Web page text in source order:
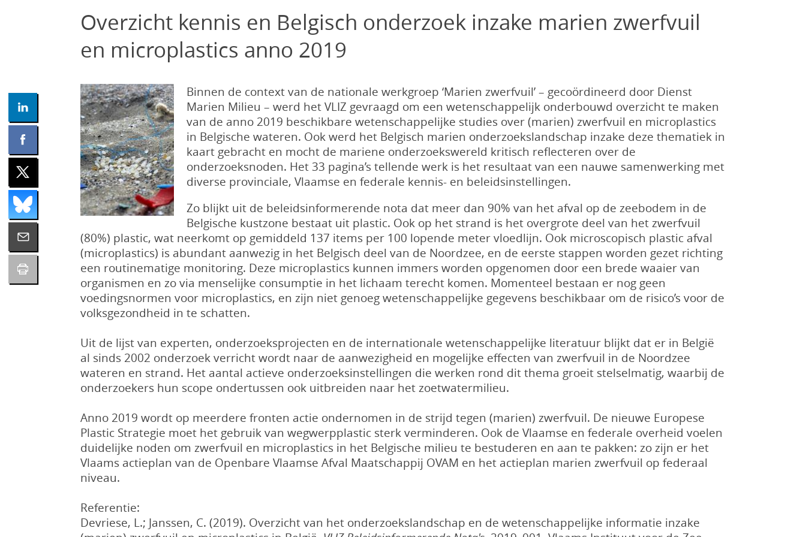
Overzicht kennis en Belgisch onderzoek inzake marien zwerfvuil
en microplastics anno 2019
Binnen de context van de nationale werkgroep ‘Marien zwerfvuil’ – gecoördineerd door Dienst
Marien Milieu – werd het VLIZ gevraagd om een wetenschappelijk onderbouwd overzicht te maken
van de anno 2019 beschikbare wetenschappelijke studies over (marien) zwerfvuil en microplastics
in Belgische wateren. Ook werd het Belgisch marien onderzoekslandschap inzake deze thematiek in
kaart gebracht en mocht de mariene onderzoekswereld kritisch reflecteren over de
onderzoeksnoden. Het 33 pagina’s tellende werk is het resultaat van een nauwe samenwerking met
diverse provinciale, Vlaamse en federale kennis- en beleidsinstellingen.
Zo blijkt uit de beleidsinformerende nota dat meer dan 90% van het afval op de zeebodem in de
Belgische kustzone bestaat uit plastic. Ook op het strand is het overgrote deel van het zwerfvuil
(80%) plastic, wat neerkomt op gemiddeld 137 items per 100 lopende meter vloedlijn. Ook microscopisch plastic afval
(microplastics) is abundant aanwezig in het Belgisch deel van de Noordzee, en de eerste stappen worden gezet richting
een routinematige monitoring. Deze microplastics kunnen immers worden opgenomen door een brede waaier van
organismen en zo via menselijke consumptie in het lichaam terecht komen. Momenteel bestaan er nog geen
voedingsnormen voor microplastics, en zijn niet genoeg wetenschappelijke gegevens beschikbaar om de risico’s voor de
volksgezondheid in te schatten.
Uit de lijst van experten, onderzoeksprojecten en de internationale wetenschappelijke literatuur blijkt dat er in België
al sinds 2002 onderzoek verricht wordt naar de aanwezigheid en mogelijke effecten van zwerfvuil in de Noordzee
wateren en strand. Het aantal actieve onderzoeksinstellingen die werken rond dit thema groeit stelselmatig, waarbij de
onderzoekers hun scope ondertussen ook uitbreiden naar het zoetwatermilieu.
Anno 2019 wordt op meerdere fronten actie ondernomen in de strijd tegen (marien) zwerfvuil. De nieuwe Europese
Plastic Strategie moet het gebruik van wegwerpplastic sterk verminderen. Ook de Vlaamse en federale overheid voelen
duidelijke noden om zwerfvuil en microplastics in het Belgische milieu te bestuderen en aan te pakken: zo zijn er het
Vlaams actieplan van de Openbare Vlaamse Afval Maatschappij OVAM en het actieplan marien zwerfvuil op federaal
niveau.
Referentie:
Devriese, L.; Janssen, C. (2019). Overzicht van het onderzoekslandschap en de wetenschappelijke informatie inzake